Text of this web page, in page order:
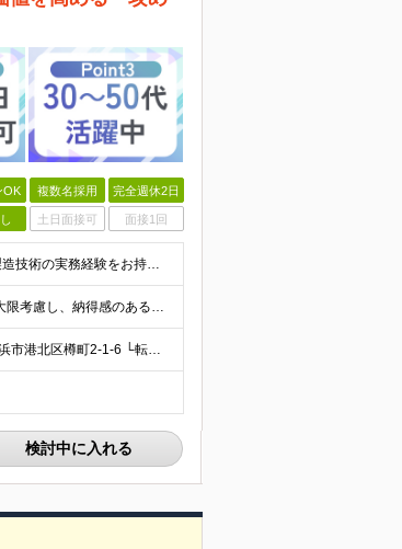
OK 複数名採用 完全週休2日
土日面接可 面接1回
≪業界経験不問/30代・40代の中堅層が活躍中！≫ ◎生産技術または製造技術の実務経験をお持ちの方 ┗「現場で手を動かしてきた経験」を、次は「仕組みを作る側」で活かしたい方を歓迎します！ ◎学歴不問・
月給30万円～45万円 ＋ 賞与年2回 ＋ 各種手当 ※経験・前職給与を最大限考慮し、納得感のある提示をいたします。 ※試用期間3ヶ月（期間中の給与・待遇に差異はありません） ※残業代につきましては
＜綱島駅もしくは新綱島駅近くの好立地オフィス＞ 【横浜事業所】 横浜市港北区樽町2-1-6 └転勤、客先常駐はございません！ ◎宮城工場へ3ヶ月に1回程度出張あり ◎中国・フィリピン自社工場へ年1
検討中に入れる